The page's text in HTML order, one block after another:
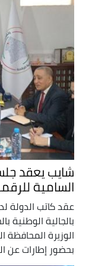
شايب يعقد
السامية
عقد كاتب الدولة
بالجالية الوطنية
الوزيرة المحافظة
بحضور إطارات عن